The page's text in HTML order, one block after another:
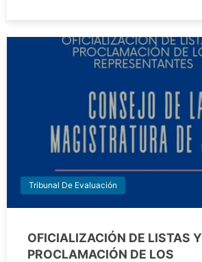
Tribunal De Evaluación
OFICIALIZACIÓN DE LISTAS Y
PROCLAMACIÓN DE LOS